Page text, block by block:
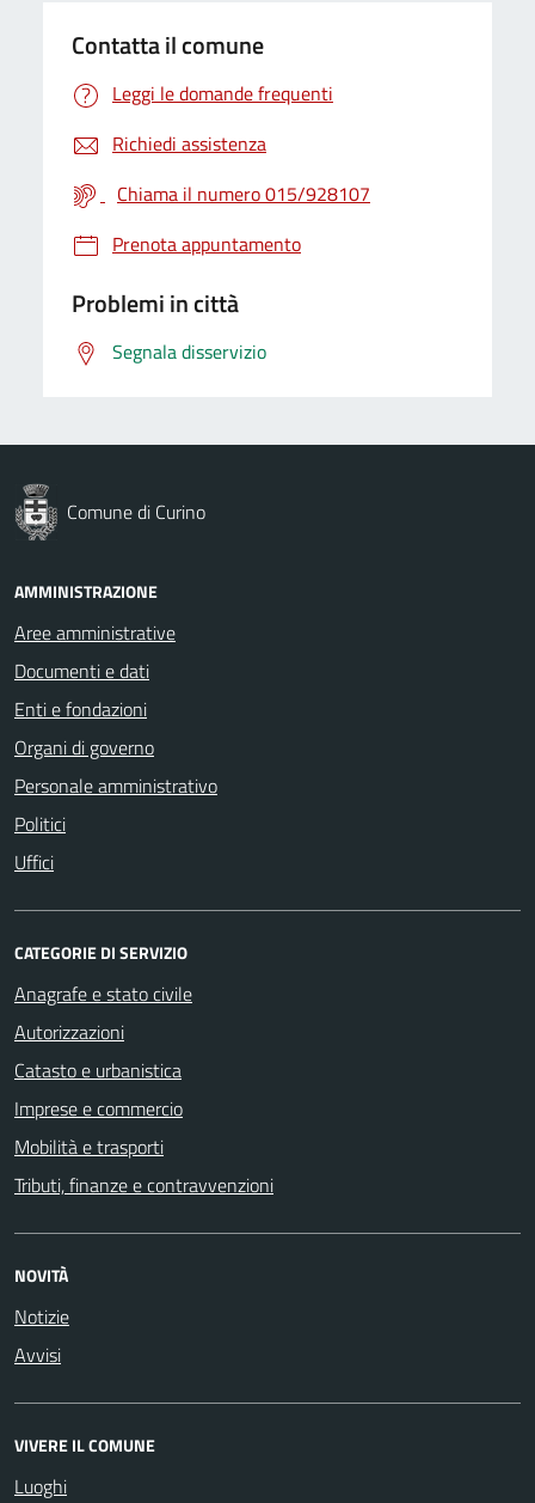
Contatta il comune
Leggi le domande frequenti
Richiedi assistenza
Chiama il numero 015/928107
Prenota appuntamento
Problemi in città
Segnala disservizio
Comune di Curino
AMMINISTRAZIONE
Aree amministrative
Documenti e dati
Enti e fondazioni
Organi di governo
Personale amministrativo
Politici
Uffici
CATEGORIE DI SERVIZIO
Anagrafe e stato civile
Autorizzazioni
Catasto e urbanistica
Imprese e commercio
Mobilità e trasporti
Tributi, finanze e contravvenzioni
NOVITÀ
Notizie
Avvisi
VIVERE IL COMUNE
Luoghi